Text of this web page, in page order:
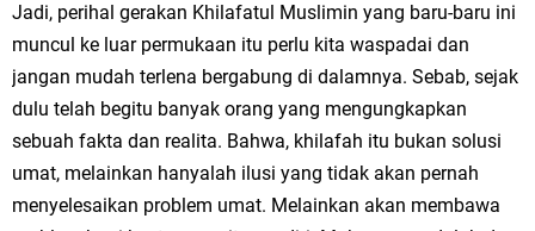
Jadi, perihal gerakan Khilafatul Muslimin yang baru-baru ini
muncul ke luar permukaan itu perlu kita waspadai dan
jangan mudah terlena bergabung di dalamnya. Sebab, sejak
dulu telah begitu banyak orang yang mengungkapkan
sebuah fakta dan realita. Bahwa, khilafah itu bukan solusi
umat, melainkan hanyalah ilusi yang tidak akan pernah
menyelesaikan problem umat. Melainkan akan membawa